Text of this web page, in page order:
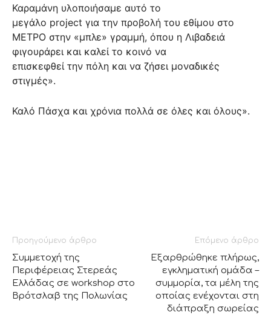
Καραμάνη υλοποιήσαμε αυτό το
μεγάλο project για την προβολή του εθίμου στο
ΜΕΤΡΟ στην «μπλε» γραμμή, όπου η Λιβαδειά
φιγουράρει και καλεί το κοινό να
επισκεφθεί την πόλη και να ζήσει μοναδικές
στιγμές».
Καλό Πάσχα και χρόνια πολλά σε όλες και όλους».
Προηγούμενο άρθρο
Συμμετοχή της
Περιφέρειας Στερεάς
Ελλάδας σε workshop στο
Βρότσλαβ της Πολωνίας
Επόμενο άρθρο
Εξαρθρώθηκε πλήρως,
εγκληματική ομάδα –
συμμορία, τα μέλη της
οποίας ενέχονται στη
διάπραξη σωρείας